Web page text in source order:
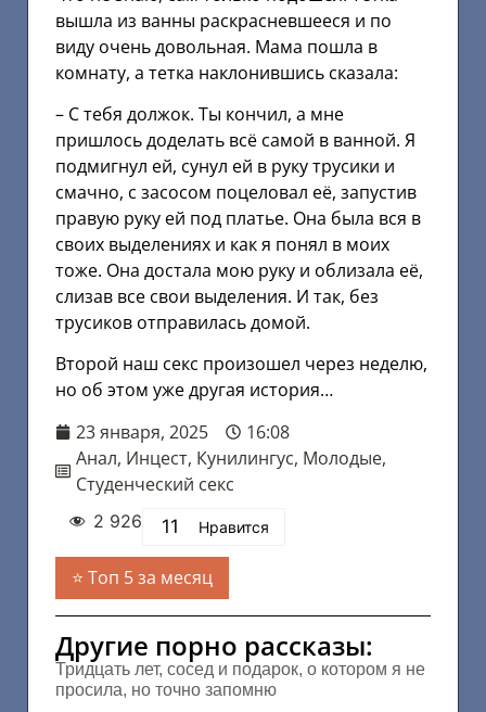
вышла из ванны раскрасневшееся и по
виду очень довольная. Мама пошла в
комнату, а тетка наклонившись сказала:
– С тебя должок. Ты кончил, а мне
пришлось доделать всё самой в ванной. Я
подмигнул ей, сунул ей в руку трусики и
смачно, с засосом поцеловал её, запустив
правую руку ей под платье. Она была вся в
своих выделениях и как я понял в моих
тоже. Она достала мою руку и облизала её,
слизав все свои выделения. И так, без
трусиков отправилась домой.
Второй наш секс произошел через неделю,
но об этом уже другая история…
23 января, 2025
16:08
Анал, Инцест, Кунилингус, Молодые,
Студенческий секс
2 926 11 Нравится
Топ 5 за месяц
Другие порно рассказы:
Тридцать лет, сосед и подарок, о котором я не
просила, но точно запомню